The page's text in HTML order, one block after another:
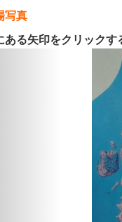
写真
ある矢印をクリック